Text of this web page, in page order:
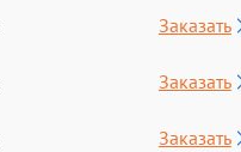
Заказать
Заказать
Заказать